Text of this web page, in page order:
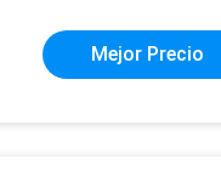
Mejor Precio